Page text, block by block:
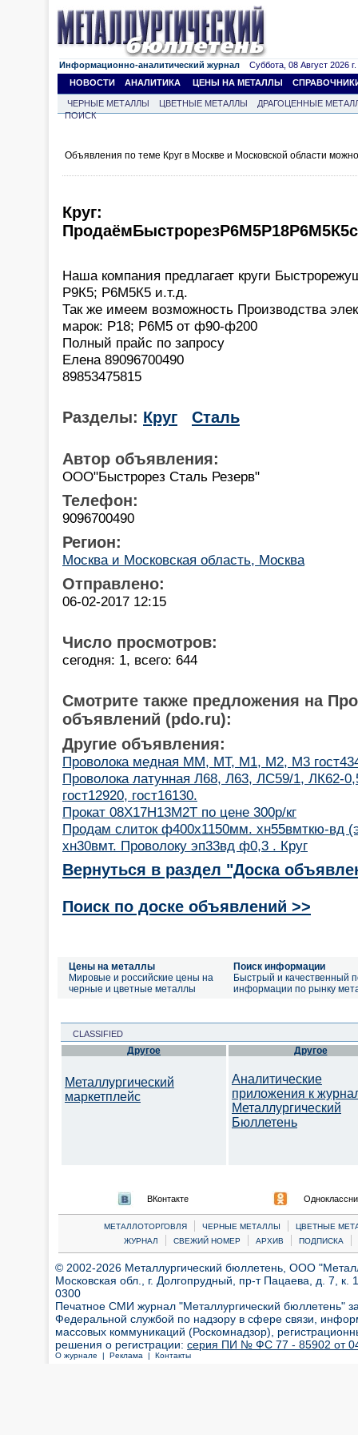
Информационно-аналитический журнал Суббота, 08 Август 2026 г.
НОВОСТИ
АНАЛИТИКА ЦЕНЫ НА МЕТАЛЛЫ
ЧЕРНЫЕ МЕТАЛЛЫ ЦВЕТНЫЕ МЕТАЛЛЫ
ДРАГОЦЕННЫЕ
ПОИСК
Объявления по теме Круг в Москве и Московской области
Круг:
Наша компания предлагает круги
Р9К5; Р6М5К5 и.т.д.
Так же имеем возможность Производства
марок: Р18; Р6М5 от ф90-ф200
Полный прайс по запросу
Елена 89096700490
89853475815
Разделы: Круг Сталь
Автор объявления:
ООО"Быстрорез Сталь Резерв"
Телефон:
9096700490
Регион:
Москва и Московская область, Москва
Отправлено:
06-02-2017 12:15
Число просмотров:
сегодня: 1, всего: 644
Смотрите также предложения на
объявлений (pdo.ru):
Другие объявления:
Проволока медная ММ, МТ, М1, М2, М3
Проволока латунная Л68, Л63, ЛС59/1, ЛК62-
гост12920, гост16130.
Прокат 08Х17Н13М2Т по цене 300р/кг
Продам слиток ф400х1150мм. хн55вмткю-вд
хн30вмт. Проволоку эп33вд ф0,3 . Круг
Вернуться в раздел "Доска
Поиск по доске объявлений >>
Цены на металлы
Мировые и российские цены на
черные и цветные металлы
Поиск информации
Быстрый и качественный
информации по рынку
CLASSIFIED
Другое
Металлургический
маркетплейс
Другое
Аналитические
приложения к
Металлургический
Бюллетень
ВКонтакте
МЕТАЛЛОТОРГОВЛЯ | ЧЕРНЫЕ МЕТАЛЛЫ |
ЦВЕТНЫЕ
ЖУРНАЛ
| СВЕЖИЙ НОМЕР | АРХИВ | ПОДПИСКА |
© 2002-2026 Металлургический бюллетень, ООО
Московская обл., г. Долгопрудный, пр-т Пацаева, д. 7,
0300
Печатное СМИ журнал "Металлургический бюллетень"
Федеральной службой по надзору в сфере связи,
массовых коммуникаций (Роскомнадзор),
решения о регистрации: серия ПИ № ФС 77 - 85902 от 04
О журнале | Реклама | Контакты